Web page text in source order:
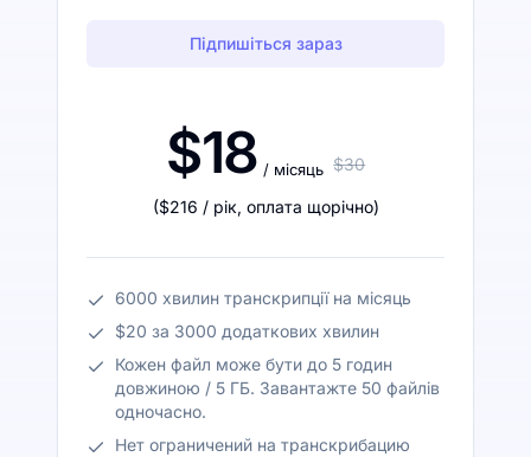
Підпишіться зараз
$18 / місяць $30
($216 / рік, оплата щорічно)
6000 хвилин транскрипції на місяць
$20 за 3000 додаткових хвилин
Кожен файл може бути до 5 годин
довжиною / 5 ГБ. Завантажте 50 файлів
одночасно.
Нет ограничений на транскрибацию